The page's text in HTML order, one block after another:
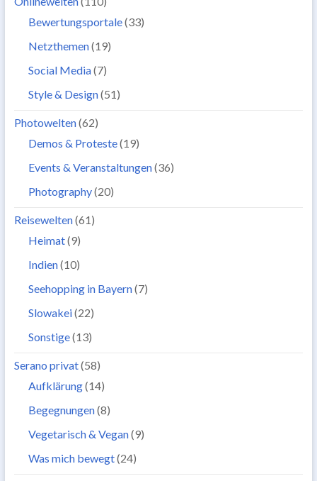
Bewertungsportale(33)
Netzthemen(19)
Social Media(7)
Style & Design(51)
Photowelten(62)
Demos & Proteste(19)
Events & Veranstaltungen(36)
Photography(20)
Reisewelten(61)
Heimat(9)
Indien(10)
Seehopping in Bayern(7)
Slowakei(22)
Sonstige(13)
Serano privat(58)
Aufklärung(14)
Begegnungen(8)
Vegetarisch & Vegan(9)
Was mich bewegt(24)